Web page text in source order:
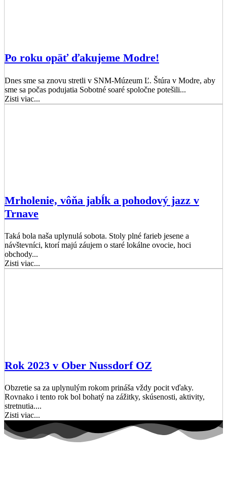
Po roku opäť ďakujeme Modre!
Dnes sme sa znovu stretli v SNM-Múzeum Ľ. Štúra v Modre, aby
sme sa počas podujatia Sobotné soaré spoločne potešili...
Zisti viac...
Mrholenie, vôňa jabĺk a pohodový jazz v
Trnave
Taká bola naša uplynulá sobota. Stoly plné farieb jesene a
návštevníci, ktorí majú záujem o staré lokálne ovocie, hoci
obchody...
Zisti viac...
Rok 2023 v Ober Nussdorf OZ
Obzretie sa za uplynulým rokom prináša vždy pocit vďaky.
Rovnako i tento rok bol bohatý na zážitky, skúsenosti, aktivity,
stretnutia....
Zisti viac...